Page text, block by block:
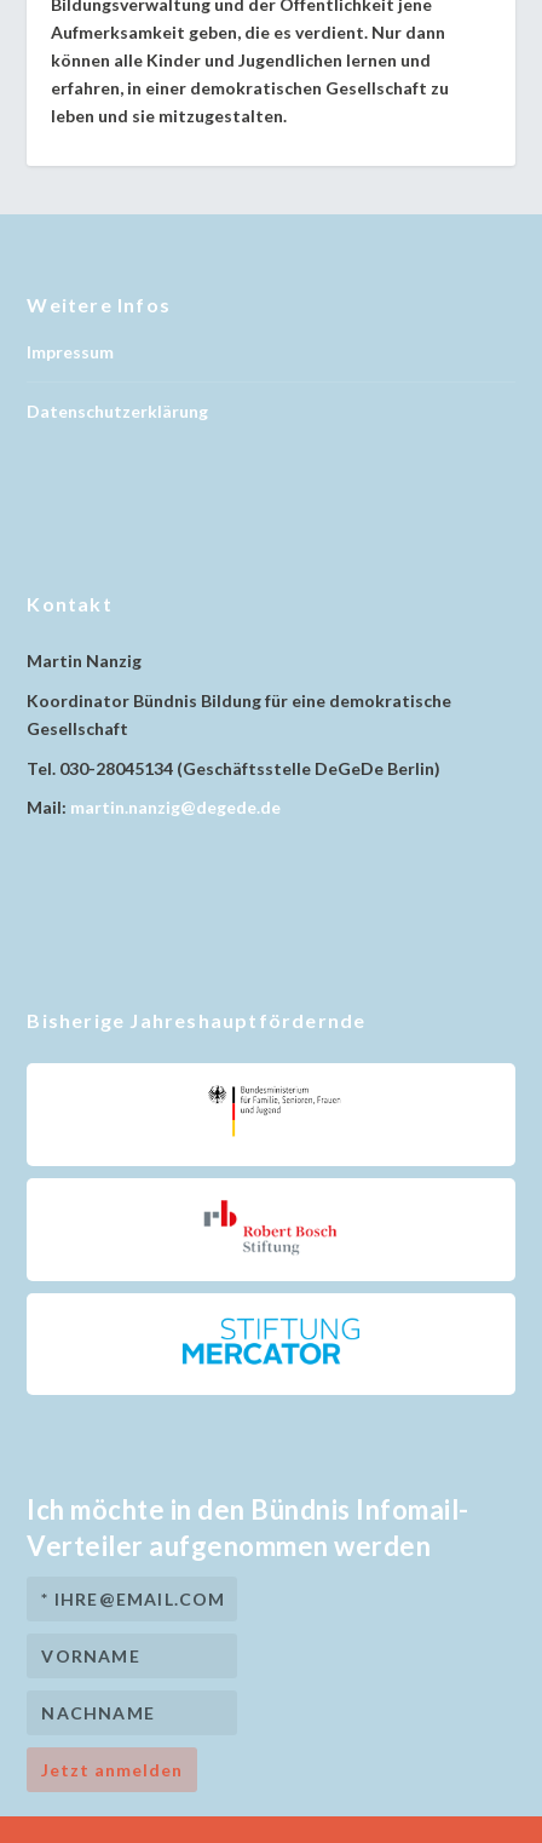
Bildungsverwaltung und der Öffentlichkeit jene
Aufmerksamkeit geben, die es verdient. Nur dann
können alle Kinder und Jugendlichen lernen und
erfahren, in einer demokratischen Gesellschaft zu
leben und sie mitzugestalten.
Weitere Infos
Impressum
Datenschutzerklärung
Kontakt
Martin Nanzig
Koordinator Bündnis Bildung für eine demokratische
Gesellschaft
Tel. 030-28045134 (Geschäftsstelle DeGeDe Berlin)
Mail: martin.nanzig@degede.de
Bisherige Jahreshauptfördernde
Ich möchte in den Bündnis Infomail-
Verteiler aufgenommen werden